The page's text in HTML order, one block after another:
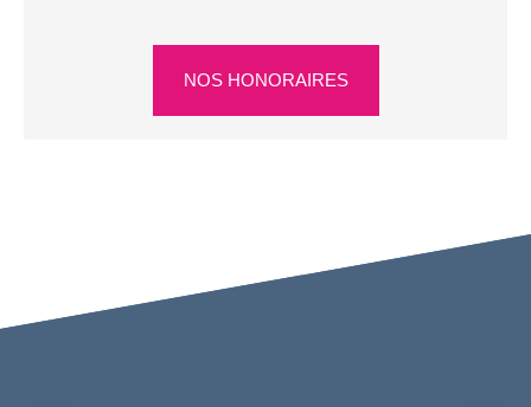
NOS HONORAIRES